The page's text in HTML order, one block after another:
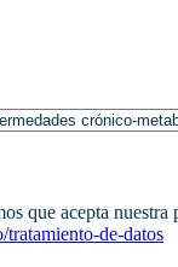
que acepta
de-datos